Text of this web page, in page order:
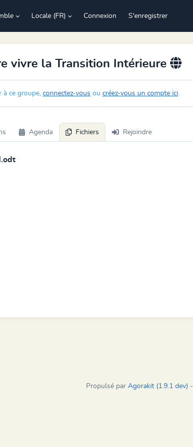
Locale (FR) Connexion S'enregistrer
vivre la Transition Intérieure
à ce groupe, connectez-vous ou créez-vous un compte ici.
Agenda Fichiers Rejoindre
Propulsé par Agorakit (1.9.1 dev) -